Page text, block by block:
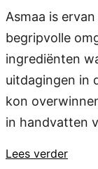
Asmaa is
begripvolle
ingrediënten
uitdagingen in
kon
in handvatten
Lees verder